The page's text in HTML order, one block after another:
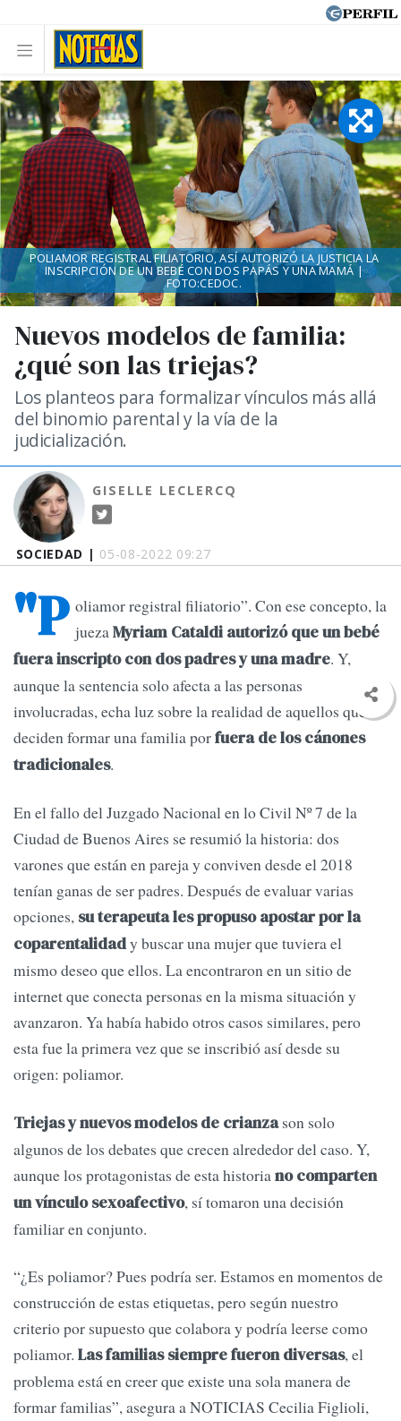
SOCIEDAD | 05-08-2022 09:27
Nuevos modelos de familia:
¿qué son las triejas?
Los planteos para formalizar vínculos más allá
del binomio parental y la vía de la
judicialización.
GISELLE LECLERCQ
POLIAMOR REGISTRAL FILIATORIO, ASÍ AUTORIZÓ LA JUSTICIA LA
INSCRIPCIÓN DE UN BEBÉ CON DOS PAPÁS Y UNA MAMÁ |
FOTO:CEDOC.
"P oliamor registral filiatorio”. Con ese concepto, la
juezaMyriam Cataldi autorizó que un bebé
fuera inscripto con dos padres y una madre. Y,
aunque la sentencia solo afecta a las personas
involucradas, echa luz sobre la realidad de aquellos que
deciden formar una familia porfuera de los cánones
tradicionales.
En el fallo del Juzgado Nacional en lo Civil Nº 7 de la
Ciudad de Buenos Aires se resumió la historia: dos
varones que están en pareja y conviven desde el 2018
tenían ganas de ser padres. Después de evaluar varias
opciones, su terapeuta les propuso apostar por la
coparentalidady buscar una mujer que tuviera el
mismo deseo que ellos. La encontraron en un sitio de
internet que conecta personas en la misma situación y
avanzaron. Ya había habido otros casos similares, pero
esta fue la primera vez que se inscribió así desde su
origen: poliamor.
Triejas y nuevos modelos de crianzason solo
algunos de los debates que crecen alrededor del caso. Y,
aunque los protagonistas de esta historiano comparten
un vínculo sexoafectivo, sí tomaron una decisión
familiar en conjunto.
“¿Es poliamor? Pues podría ser. Estamos en momentos de
construcción de estas etiquetas, pero según nuestro
criterio por supuesto que colabora y podría leerse como
poliamor. Las familias siempre fueron diversas, el
problema está en creer que existe una sola manera de
formar familias”, asegura a NOTICIAS Cecilia Figlioli,